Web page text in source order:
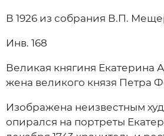
В 1926 из собрания В.П.
Инв. 168
Великая княгиня Екатерина
жена великого князя Петра
Изображена неизвестным
опирался на портреты